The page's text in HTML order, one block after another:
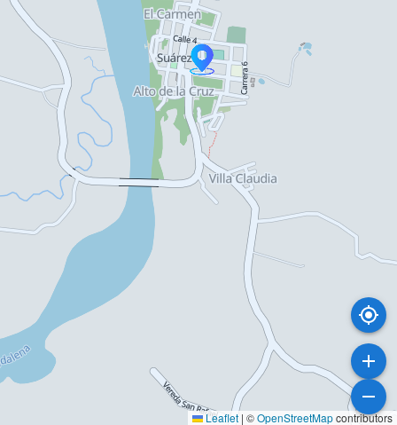
Leaflet | ©OpenStreetMapcontributors